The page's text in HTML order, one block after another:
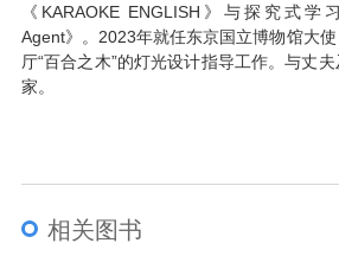
《KARAOKE ENGLISH》与探究式学
Agent》。2023年就任东京国立博物馆大
厅“百合之木”的灯光设计指导工作。与丈
家。
相关图书